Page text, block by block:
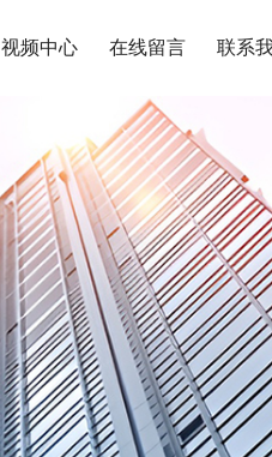
视频中心 在线留言 联系